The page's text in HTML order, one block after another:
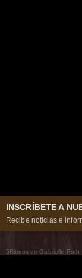
INSCRÍBETE A
Recibe noticias e
5Ritmos de Gabrielle Roth